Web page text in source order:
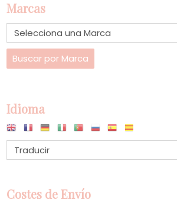
Marcas
Idioma
Costes de Envío